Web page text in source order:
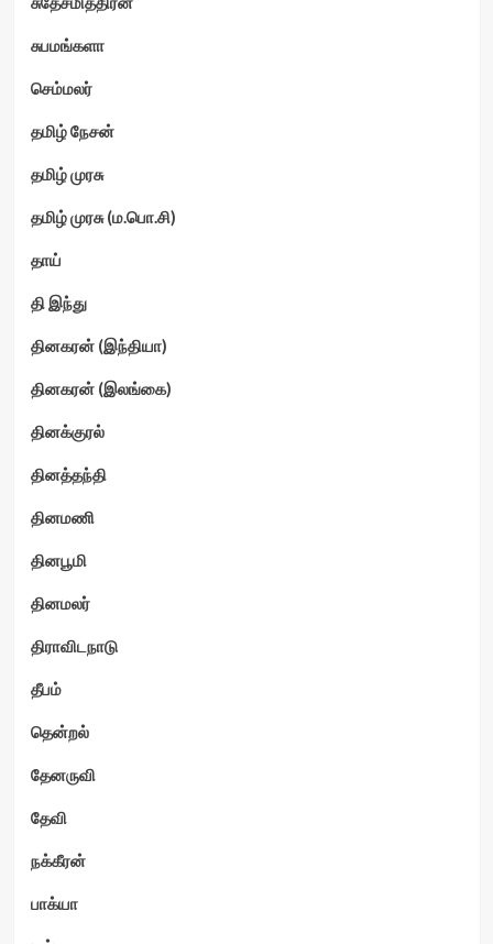
சுபமங்களா
செம்மலர்
தமிழ் நேசன்
தமிழ் முரசு
தமிழ் முரசு (ம.பொ.சி)
தாய்
தி இந்து
தினகரன் (இந்தியா)
தினகரன் (இலங்கை)
தினக்குரல்
தினத்தந்தி
தினமணி
தினபூமி
தினமலர்
திராவிடநாடு
தீபம்
தென்றல்
தேனருவி
தேவி
நக்கீரன்
பாக்யா